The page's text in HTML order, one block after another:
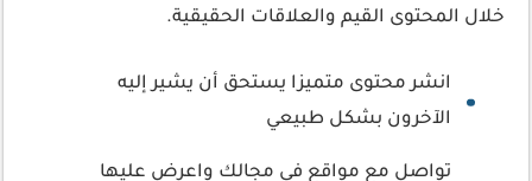
خلال المحتوى القيم والعلاقات الحقيقية.
انشر محتوى متميزا يستحق أن يشير إليه
الآخرون بشكل طبيعي
تواصل مع مواقع في مجالك واعرض عليها